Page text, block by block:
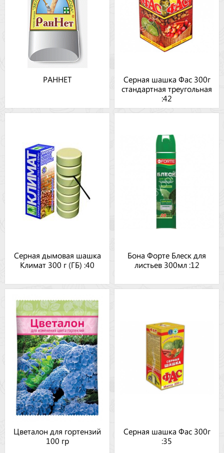
РАННЕТ
Серная шашка Фас 300г
стандартная треугольная
:42
Серная дымовая шашка
Климат 300 г (ГБ) :40
Бона Форте Блеск для
листьев 300мл :12
Цветалон для гортензий
100 гр
Серная шашка Фас 300г
:35